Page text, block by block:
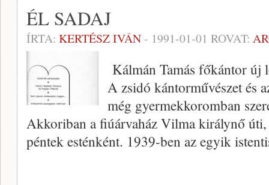
ÉL SADAJ
ÍRTA: KERTÉSZ IVÁN- 1991-01-01 ROVAT:
Kálmán Tamás főkántor új
A zsidó kántorművészet és
még gyer­mekkoromban
Akkoriban a fiúárvaház Vilma királynő
péntek estén­ként. 1939-ben az egyik